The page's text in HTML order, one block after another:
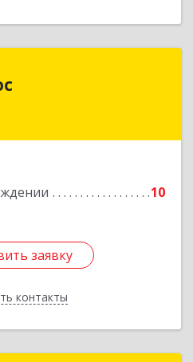
10
заявку
контакты
ул.Белинского, д.13
заявку